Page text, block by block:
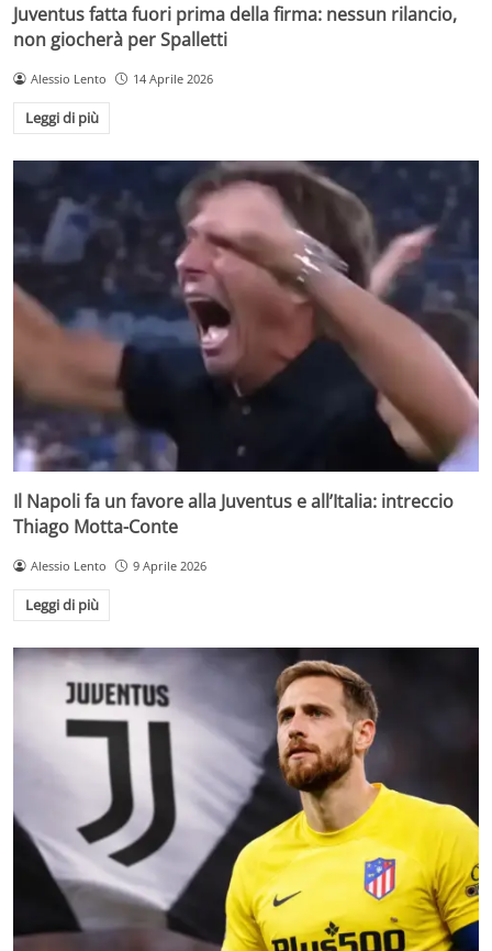
Juventus fatta fuori prima della firma: nessun rilancio,
non giocherà per Spalletti
Alessio Lento 14 Aprile 2026
Leggi di più
Il Napoli fa un favore alla Juventus e all’Italia: intreccio
Thiago Motta-Conte
Alessio Lento 9 Aprile 2026
Leggi di più